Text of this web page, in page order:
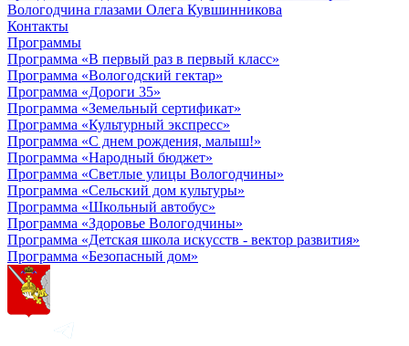
Вологодчина глазами Олега Кувшинникова
Контакты
Программы
Программа «В первый раз в первый класс»
Программа «Вологодский гектар»
Программа «Дороги 35»
Программа «Земельный сертификат»
Программа «Культурный экспресс»
Программа «С днем рождения, малыш!»
Программа «Народный бюджет»
Программа «Светлые улицы Вологодчины»
Программа «Сельский дом культуры»
Программа «Школьный автобус»
Программа «Здоровье Вологодчины»
Программа «Детская школа искусств - вектор развития»
Программа «Безопасный дом»